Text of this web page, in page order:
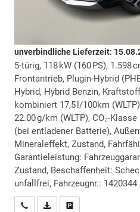
unverbindliche Lieferzeit:
5-türig, 118 kW (160 PS), 1.598
Frontantrieb, Plugin-Hybrid
Hybrid, Hybrid Benzin,
kombiniert 17,5 l/100km
22.00 g/km (WLTP), CO₂-
(bei entladener Batterie),
Mineraleffekt, Zustand,
Garantieleistung:
Zustand, Beschaffenheit:
unfallfrei, Fahrzeugnr.: 1420344
Wir rufen Sie anPDF-Datei, Fahrzeugexposé